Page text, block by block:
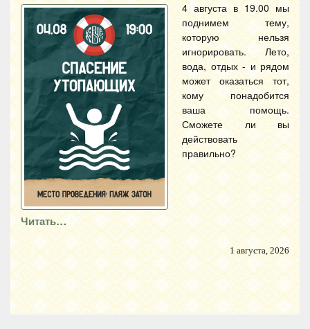
4 августа в 19.00 мы
поднимем тему,
которую нельзя
игнорировать. Лето,
вода, отдых - и рядом
может оказаться тот,
кому понадобится
ваша помощь.
Сможете ли вы
действовать
правильно?
Читать…
1 августа, 2026